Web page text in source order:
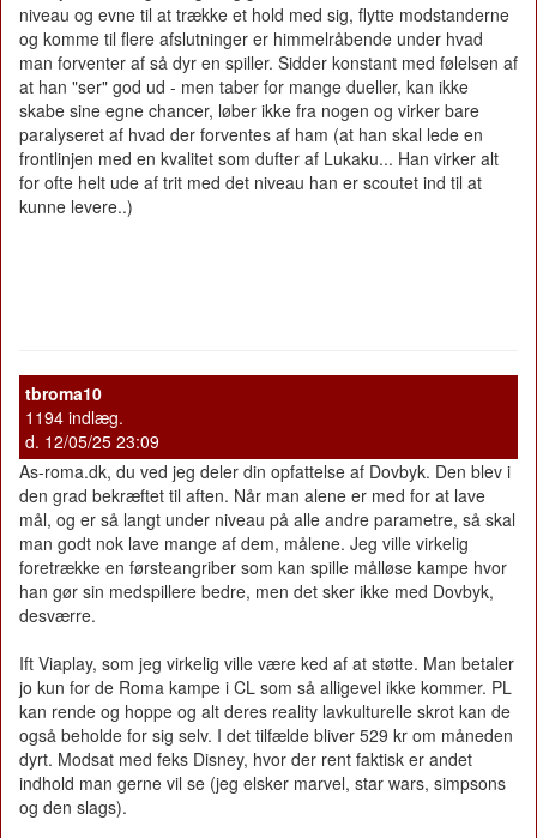
niveau og evne til at trække et hold med sig, flytte modstanderne
og komme til flere afslutninger er himmelråbende under hvad
man forventer af så dyr en spiller. Sidder konstant med følelsen af
at han "ser" god ud - men taber for mange dueller, kan ikke
skabe sine egne chancer, løber ikke fra nogen og virker bare
paralyseret af hvad der forventes af ham (at han skal lede en
frontlinjen med en kvalitet som dufter af Lukaku... Han virker alt
for ofte helt ude af trit med det niveau han er scoutet ind til at
kunne levere..)
tbroma10
1194 indlæg.
d. 12/05/25 23:09
As-roma.dk, du ved jeg deler din opfattelse af Dovbyk. Den blev i
den grad bekræftet til aften. Når man alene er med for at lave
mål, og er så langt under niveau på alle andre parametre, så skal
man godt nok lave mange af dem, målene. Jeg ville virkelig
foretrække en førsteangriber som kan spille målløse kampe hvor
han gør sin medspillere bedre, men det sker ikke med Dovbyk,
desværre.
Ift Viaplay, som jeg virkelig ville være ked af at støtte. Man betaler
jo kun for de Roma kampe i CL som så alligevel ikke kommer. PL
kan rende og hoppe og alt deres reality lavkulturelle skrot kan de
også beholde for sig selv. I det tilfælde bliver 529 kr om måneden
dyrt. Modsat med feks Disney, hvor der rent faktisk er andet
indhold man gerne vil se (jeg elsker marvel, star wars, simpsons
og den slags).